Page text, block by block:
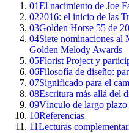
01El nacimiento de Joe
022016: el inicio de las
03Golden Horse 55 de
04Siete nominaciones al
Golden Melody Awards
05Florist Project y
06Filosofía de diseño:
07Significado para el
08Escritura más allá del
09Vínculo de largo
10Referencias
11Lecturas